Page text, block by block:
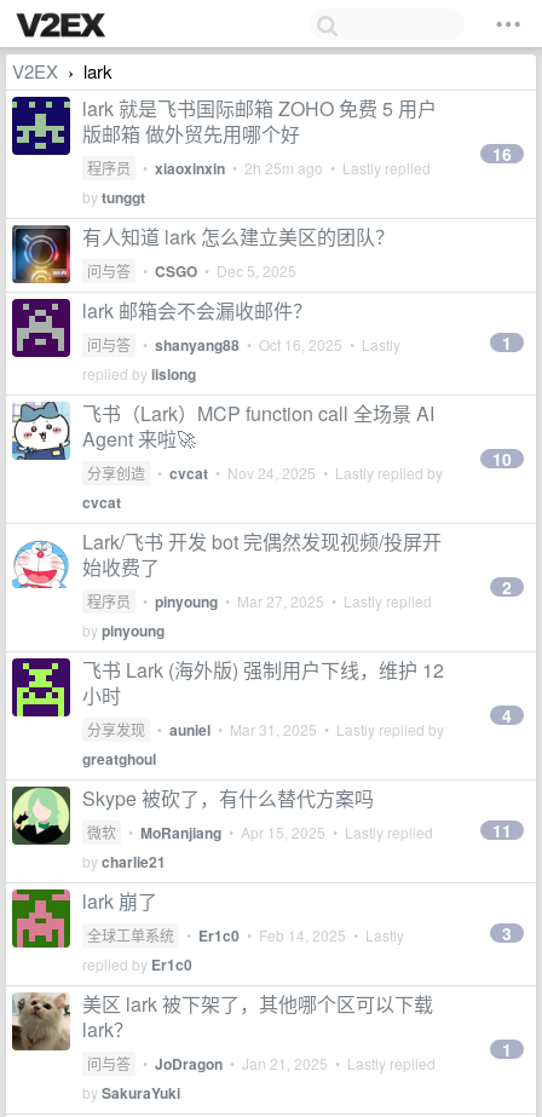
V2EX › lark
lark 就是飞书国际邮箱 ZOHO 免费 5 用户
版邮箱 做外贸先用哪个好
程序员 • xiaoxinxin • 2h 25m ago • Lastly replied
bytunggt
16
有人知道 lark 怎么建立美区的团队？
问与答 • CSGO • Dec 5, 2025
lark 邮箱会不会漏收邮件？
问与答 • shanyang88 • Oct 16, 2025 • Lastly
replied byiislong
1
飞书（Lark）MCP function call 全场景 AI
Agent 来啦🚀
分享创造 • cvcat • Nov 24, 2025 • Lastly replied by
cvcat
10
Lark/飞书 开发 bot 完偶然发现视频/投屏开
始收费了
程序员 • pinyoung • Mar 27, 2025 • Lastly replied
bypinyoung
2
飞书 Lark (海外版) 强制用户下线，维护 12
小时
分享发现 • auniel • Mar 31, 2025 • Lastly replied by
greatghoul
4
Skype 被砍了，有什么替代方案吗
微软 • MoRanjiang • Apr 15, 2025 • Lastly replied
bycharlie21
11
lark 崩了
全球工单系统 • Er1c0 • Feb 14, 2025 • Lastly
replied by Er1c0
3
美区 lark 被下架了，其他哪个区可以下载
lark？
问与答 • JoDragon • Jan 21, 2025 • Lastly replied
bySakuraYuki
1